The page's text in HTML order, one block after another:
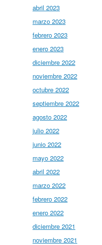
abril 2023
marzo 2023
febrero 2023
enero 2023
diciembre 2022
noviembre 2022
octubre 2022
septiembre 2022
agosto 2022
julio 2022
junio 2022
mayo 2022
abril 2022
marzo 2022
febrero 2022
enero 2022
diciembre 2021
noviembre 2021